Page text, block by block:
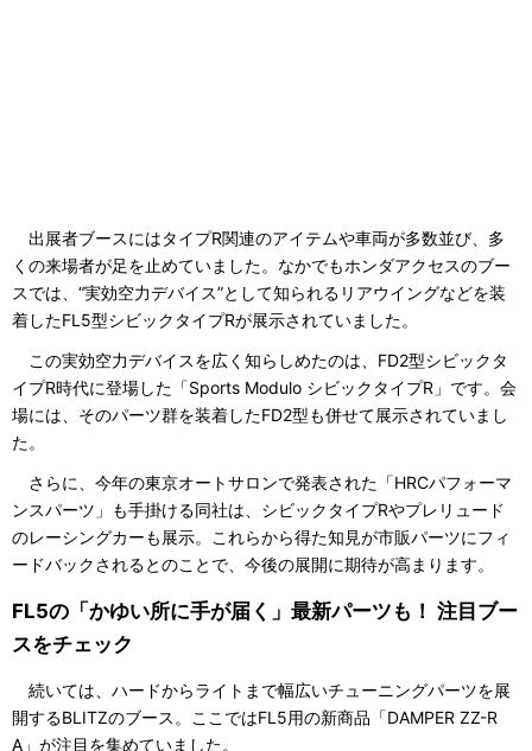
出展者ブースにはタイプR関連のアイテムや車両が多数並び、多
くの来場者が足を止めていました。なかでもホンダアクセスのブー
スでは、“実効空力デバイス”として知られるリアウイングなどを装
着したFL5型シビックタイプRが展示されていました。
この実効空力デバイスを広く知らしめたのは、FD2型シビックタ
イプR時代に登場した「Sports Modulo シビックタイプR」です。会
場には、そのパーツ群を装着したFD2型も併せて展示されていまし
た。
さらに、今年の東京オートサロンで発表された「HRCパフォーマ
ンスパーツ」も手掛ける同社は、シビックタイプRやプレリュード
のレーシングカーも展示。これらから得た知見が市販パーツにフィ
ードバックされるとのことで、今後の展開に期待が高まります。
FL5の「かゆい所に手が届く」最新パーツも！ 注目ブー
スをチェック
続いては、ハードからライトまで幅広いチューニングパーツを展
開するBLITZのブース。ここではFL5用の新商品「DAMPER ZZ-R
A」が注目を集めていました。